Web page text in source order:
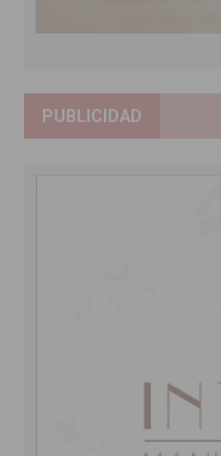
PUBLICIDAD